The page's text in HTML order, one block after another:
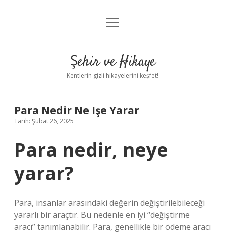
Anasayfa
Yasal Uyarı
menüyü
Şehir ve Hikaye
Kentlerin gizli hikayelerini keşfet!
Para Nedir Ne Işe Yarar
Tarih: Şubat 26, 2025
Para nedir, neye
yarar?
Para, insanlar arasındaki değerin değiştirilebileceği
yararlı bir araçtır. Bu nedenle en iyi “değiştirme
aracı” tanımlanabilir. Para, genellikle bir ödeme aracı